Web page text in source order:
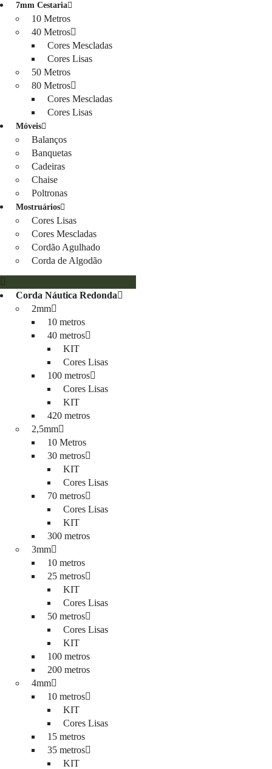
7mm Cestaria
10 Metros
40 Metros
Cores Mescladas
Cores Lisas
50 Metros
80 Metros
Cores Mescladas
Cores Lisas
Móveis
Balanços
Banquetas
Cadeiras
Chaise
Poltronas
Mostruários
Cores Lisas
Cores Mescladas
Cordão Agulhado
Corda de Algodão
Corda Náutica Redonda
2mm
10 metros
40 metros
KIT
Cores Lisas
100 metros
Cores Lisas
KIT
420 metros
2,5mm
10 Metros
30 metros
KIT
Cores Lisas
70 metros
Cores Lisas
KIT
300 metros
3mm
10 metros
25 metros
KIT
Cores Lisas
50 metros
Cores Lisas
KIT
100 metros
200 metros
4mm
10 metros
KIT
Cores Lisas
15 metros
35 metros
KIT